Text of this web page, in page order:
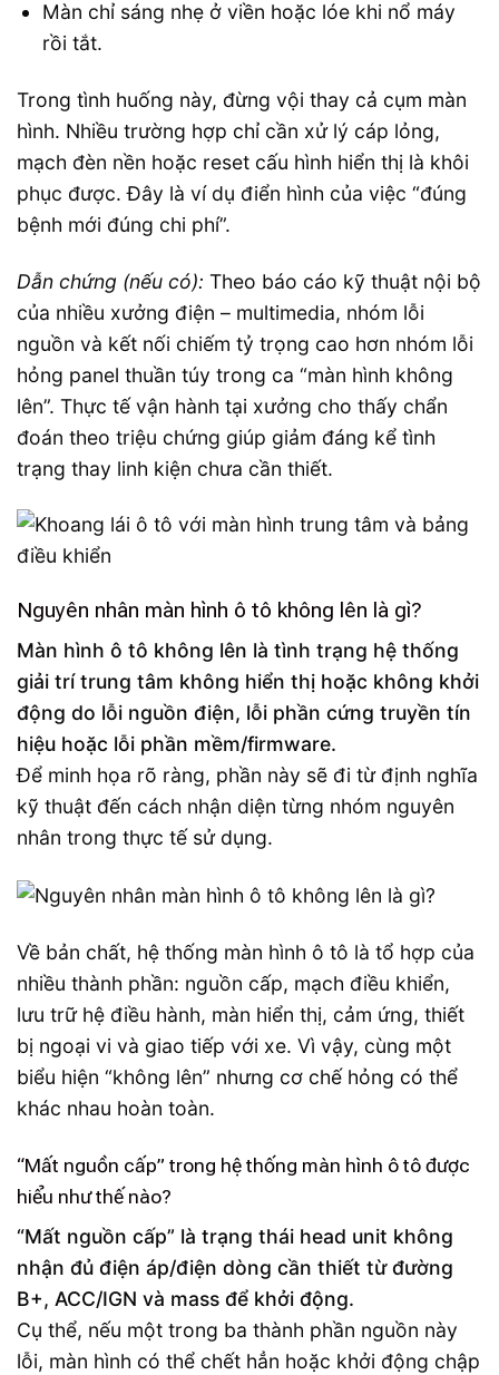
Màn chỉ sáng nhẹ ở viền hoặc lóe khi nổ máy
rồi tắt.
Trong tình huống này, đừng vội thay cả cụm màn
hình. Nhiều trường hợp chỉ cần xử lý cáp lỏng,
mạch đèn nền hoặc reset cấu hình hiển thị là khôi
phục được. Đây là ví dụ điển hình của việc “đúng
bệnh mới đúng chi phí”.
Dẫn chứng (nếu có): Theo báo cáo kỹ thuật nội bộ
của nhiều xưởng điện – multimedia, nhóm lỗi
nguồn và kết nối chiếm tỷ trọng cao hơn nhóm lỗi
hỏng panel thuần túy trong ca “màn hình không
lên”. Thực tế vận hành tại xưởng cho thấy chẩn
đoán theo triệu chứng giúp giảm đáng kể tình
trạng thay linh kiện chưa cần thiết.
Nguyên nhân màn hình ô tô không lên là gì?
Màn hình ô tô không lên là tình trạng hệ thống
giải trí trung tâm không hiển thị hoặc không khởi
động do lỗi nguồn điện, lỗi phần cứng truyền tín
hiệu hoặc lỗi phần mềm/firmware.
Để minh họa rõ ràng, phần này sẽ đi từ định nghĩa
kỹ thuật đến cách nhận diện từng nhóm nguyên
nhân trong thực tế sử dụng.
Về bản chất, hệ thống màn hình ô tô là tổ hợp của
nhiều thành phần: nguồn cấp, mạch điều khiển,
lưu trữ hệ điều hành, màn hiển thị, cảm ứng, thiết
bị ngoại vi và giao tiếp với xe. Vì vậy, cùng một
biểu hiện “không lên” nhưng cơ chế hỏng có thể
khác nhau hoàn toàn.
“Mất nguồn cấp” trong hệ thống màn hình ô tô được
hiểu như thế nào?
“Mất nguồn cấp” là trạng thái head unit không
nhận đủ điện áp/điện dòng cần thiết từ đường
B+, ACC/IGN và mass để khởi động.
Cụ thể, nếu một trong ba thành phần nguồn này
lỗi, màn hình có thể chết hẳn hoặc khởi động chập